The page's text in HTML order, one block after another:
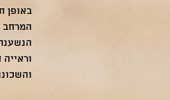
באופן
המרחב